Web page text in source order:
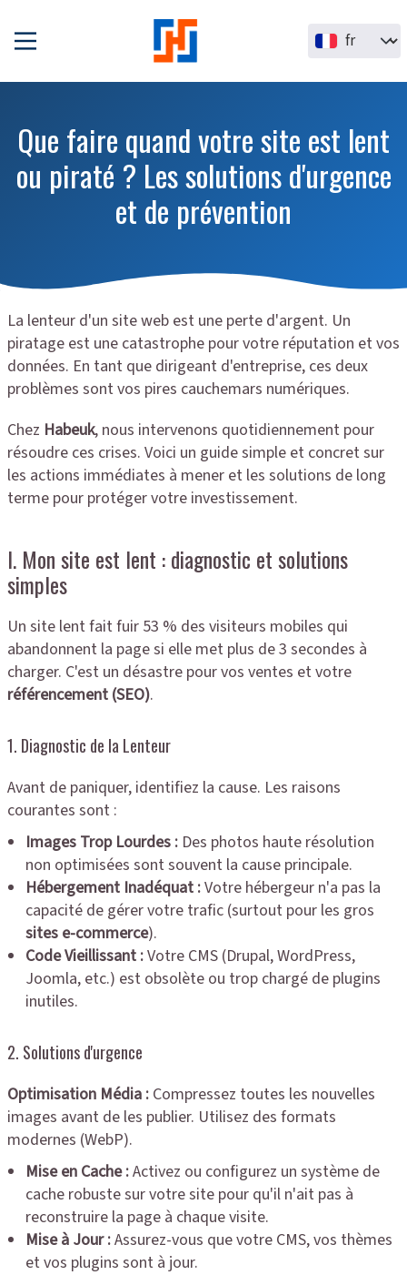
Select your
Que faire quand votre site est lent
ou piraté ? Les solutions d'urgence
et de prévention
La lenteur d'un site web est une perte d'argent. Un
piratage est une catastrophe pour votre réputation et vos
données. En tant que dirigeant d'entreprise, ces deux
problèmes sont vos pires cauchemars numériques.
Chez Habeuk, nous intervenons quotidiennement pour
résoudre ces crises. Voici un guide simple et concret sur
les actions immédiates à mener et les solutions de long
terme pour protéger votre investissement.
I. Mon site est lent : diagnostic et solutions
simples
Un site lent fait fuir 53 % des visiteurs mobiles qui
abandonnent la page si elle met plus de 3 secondes à
charger. C'est un désastre pour vos ventes et votre
référencement (SEO).
1. Diagnostic de la Lenteur
Avant de paniquer, identifiez la cause. Les raisons
courantes sont :
Images Trop Lourdes :Des photos haute résolution
non optimisées sont souvent la cause principale.
Hébergement Inadéquat :Votre hébergeur n'a pas la
capacité de gérer votre trafic (surtout pour les gros
sites e-commerce).
Code Vieillissant :Votre CMS (Drupal, WordPress,
Joomla, etc.) est obsolète ou trop chargé de plugins
inutiles.
2. Solutions d'urgence
Optimisation Média :Compressez toutes les nouvelles
images avant de les publier. Utilisez des formats
modernes (WebP).
Mise en Cache :Activez ou configurez un système de
cache robuste sur votre site pour qu'il n'ait pas à
reconstruire la page à chaque visite.
Mise à Jour :Assurez-vous que votre CMS, vos thèmes
et vos plugins sont à jour.